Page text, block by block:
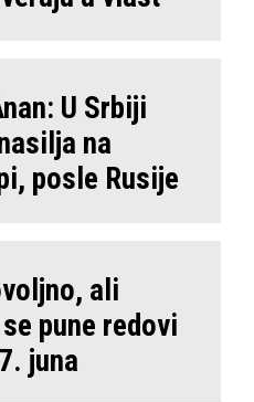
U Srbiji
na
posle Rusije
ali
pune redovi
juna